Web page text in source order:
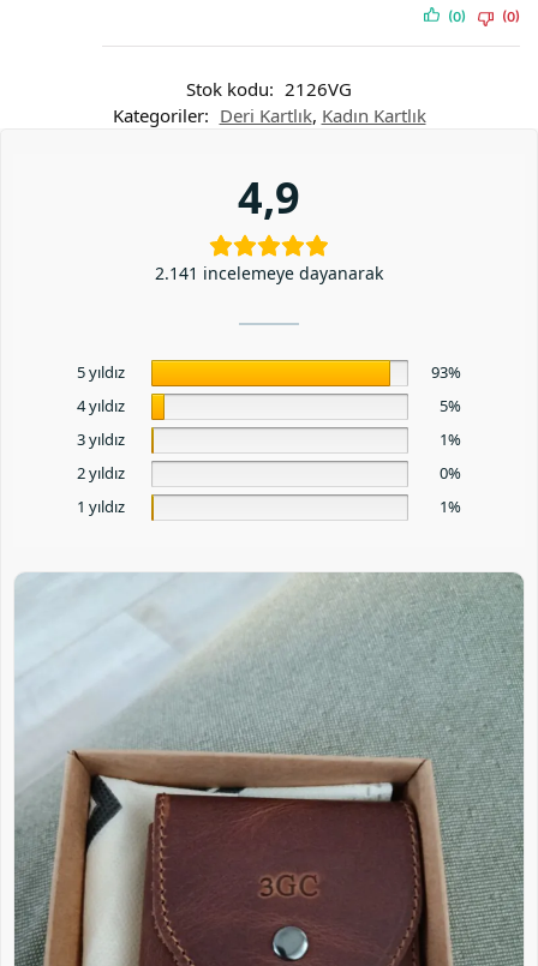
(0) (0)
Stok kodu: 2126VG
Kategoriler: Deri Kartlık, Kadın Kartlık
4,9
2.141 incelemeye dayanarak
5 yıldız
93%
4 yıldız
5%
3 yıldız
1%
2 yıldız
0%
1 yıldız
1%